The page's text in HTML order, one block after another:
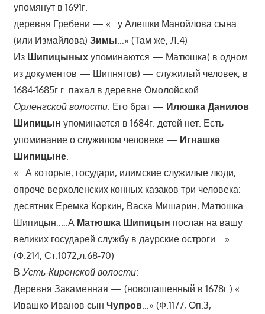
упомянут в 1691г.
деревня Гребени — «…у Алешки Манойлова сына
(или Измайлова) Зимы …» (Там же, Л.4)
Из Шипицыныхупоминаются — Матюшка( в одном
из документов — Шипнягов) — служилый человек, в
1684-1685г.г. пахал в деревне Омолойской
Орленгской волости. Его брат — Илюшка Данилов
Шипицын упоминается в 1684г. детей нет. Есть
упоминание о служилом человеке — Игнашке
Шипицыне.
«…А которые, государи, илимские служилые люди,
опроче верхоленских конных казаков три человека:
десятник Еремка Коркин, Васка Мишарин, Матюшка
Шипицын,….А Матюшка Шипицын послан на вашу
великих государей службу в даурские остроги….»
(Ф.214, Ст.1072,л.68-70)
В Усть-Киренской волости:
Деревня Закаменная — (новопашенный в 1678г.) «…
Ивашко Иванов сын Чупров…» (Ф.1177, Оп.3,